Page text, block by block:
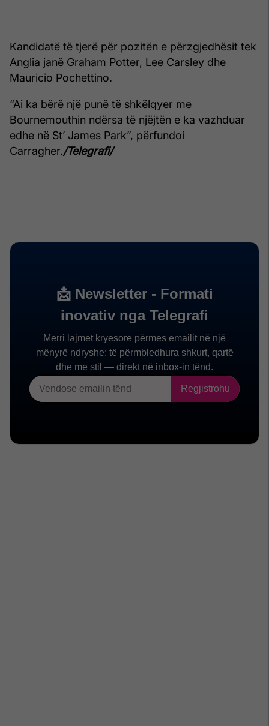
Kandidatë të tjerë për pozitën e përzgjedhësit tek
Anglia janë Graham Potter, Lee Carsley dhe
Mauricio Pochettino.
“Ai ka bërë një punë të shkëlqyer me
Bournemouthin ndërsa të njëjtën e ka vazhduar
edhe në St’ James Park”, përfundoi
Carragher./Telegrafi/